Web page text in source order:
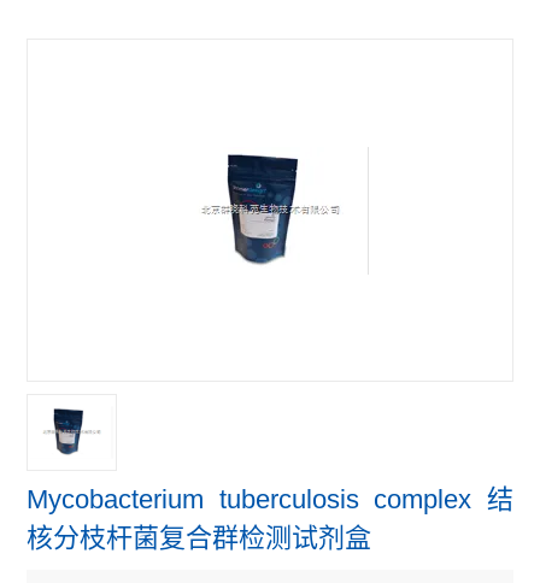
primerdesign羊病原体检测试剂盒
primerdesign牛病原体检测试剂盒
Mycobacterium tuberculosis complex 结
核分枝杆菌复合群检测试剂盒